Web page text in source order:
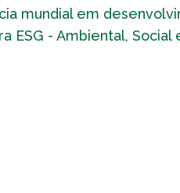
mundial em
ESG - Ambiental, Social